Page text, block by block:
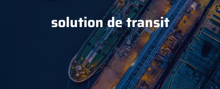
solution de transit